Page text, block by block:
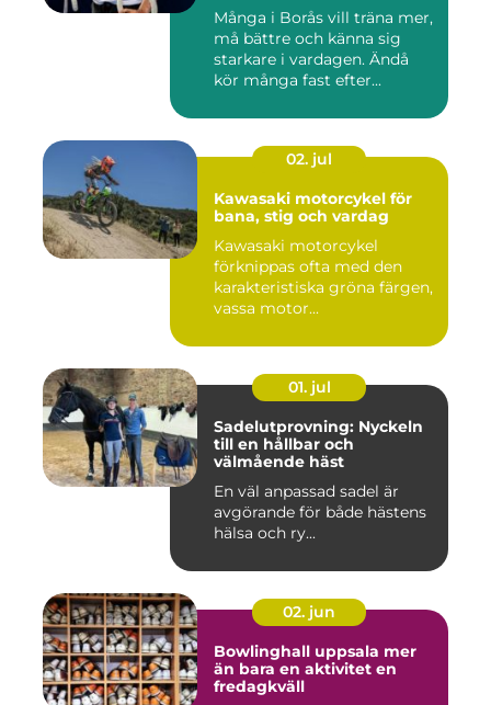
Många i Borås vill träna mer,
må bättre och känna sig
starkare i vardagen. Ändå
kör många fast efter...
02. jul
Kawasaki motorcykel för
bana, stig och vardag
Kawasaki motorcykel
förknippas ofta med den
karakteristiska gröna färgen,
vassa motor...
01. jul
Sadelutprovning: Nyckeln
till en hållbar och
välmående häst
En väl anpassad sadel är
avgörande för både hästens
hälsa och ry...
02. jun
Bowlinghall uppsala mer
än bara en aktivitet en
fredagkväll